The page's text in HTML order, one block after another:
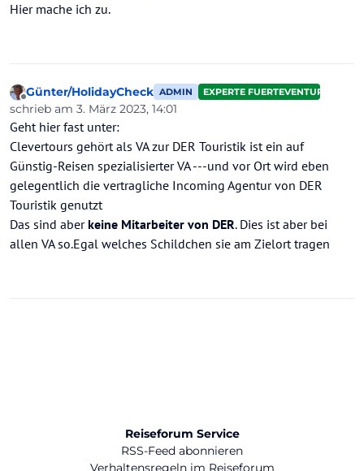
Hier mache ich zu.
Offline
Günter/HolidayCheck ADMIN EXPERTE FUERTEVENTURA
schrieb am 3. März 2023, 14:01
zuletzt editiert von
Geht hier fast unter:
Clevertours gehört als VA zur DER Touristik ist ein auf
Günstig-Reisen spezialisierter VA ---und vor Ort wird eben
gelegentlich die vertragliche Incoming Agentur von DER
Touristik genutzt
Das sind aberkeine Mitarbeiter von DER. Dies ist aber bei
allen VA so.Egal welches Schildchen sie am Zielort tragen
Reiseforum Service
RSS-Feed abonnieren
Verhaltensregeln im Reiseforum